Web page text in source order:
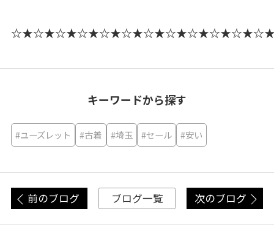
キーワードから探す
#ユーズレット #古着 #埼玉 #セール #安い
前のブログ ブログ一覧 次のブログ